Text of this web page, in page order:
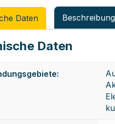
Daten Beschreibung
Daten